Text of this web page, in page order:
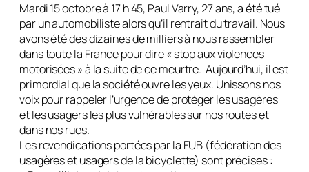
Mardi 15 octobre à 17 h 45, Paul Varry, 27 ans, a été tué
par un automobiliste alors qu’il rentrait du travail. Nous
avons été des dizaines de milliers à nous rassembler
dans toute la France pour dire « stop aux violences
motorisées » à la suite de ce meurtre. Aujourd’hui, il est
primordial que la société ouvre les yeux. Unissons nos
voix pour rappeler l’urgence de protéger les usagères
et les usagers les plus vulnérables sur nos routes et
dans nos rues.
Les revendications portées par la FUB (fédération des
usagères et usagers de la bicyclette) sont précises :